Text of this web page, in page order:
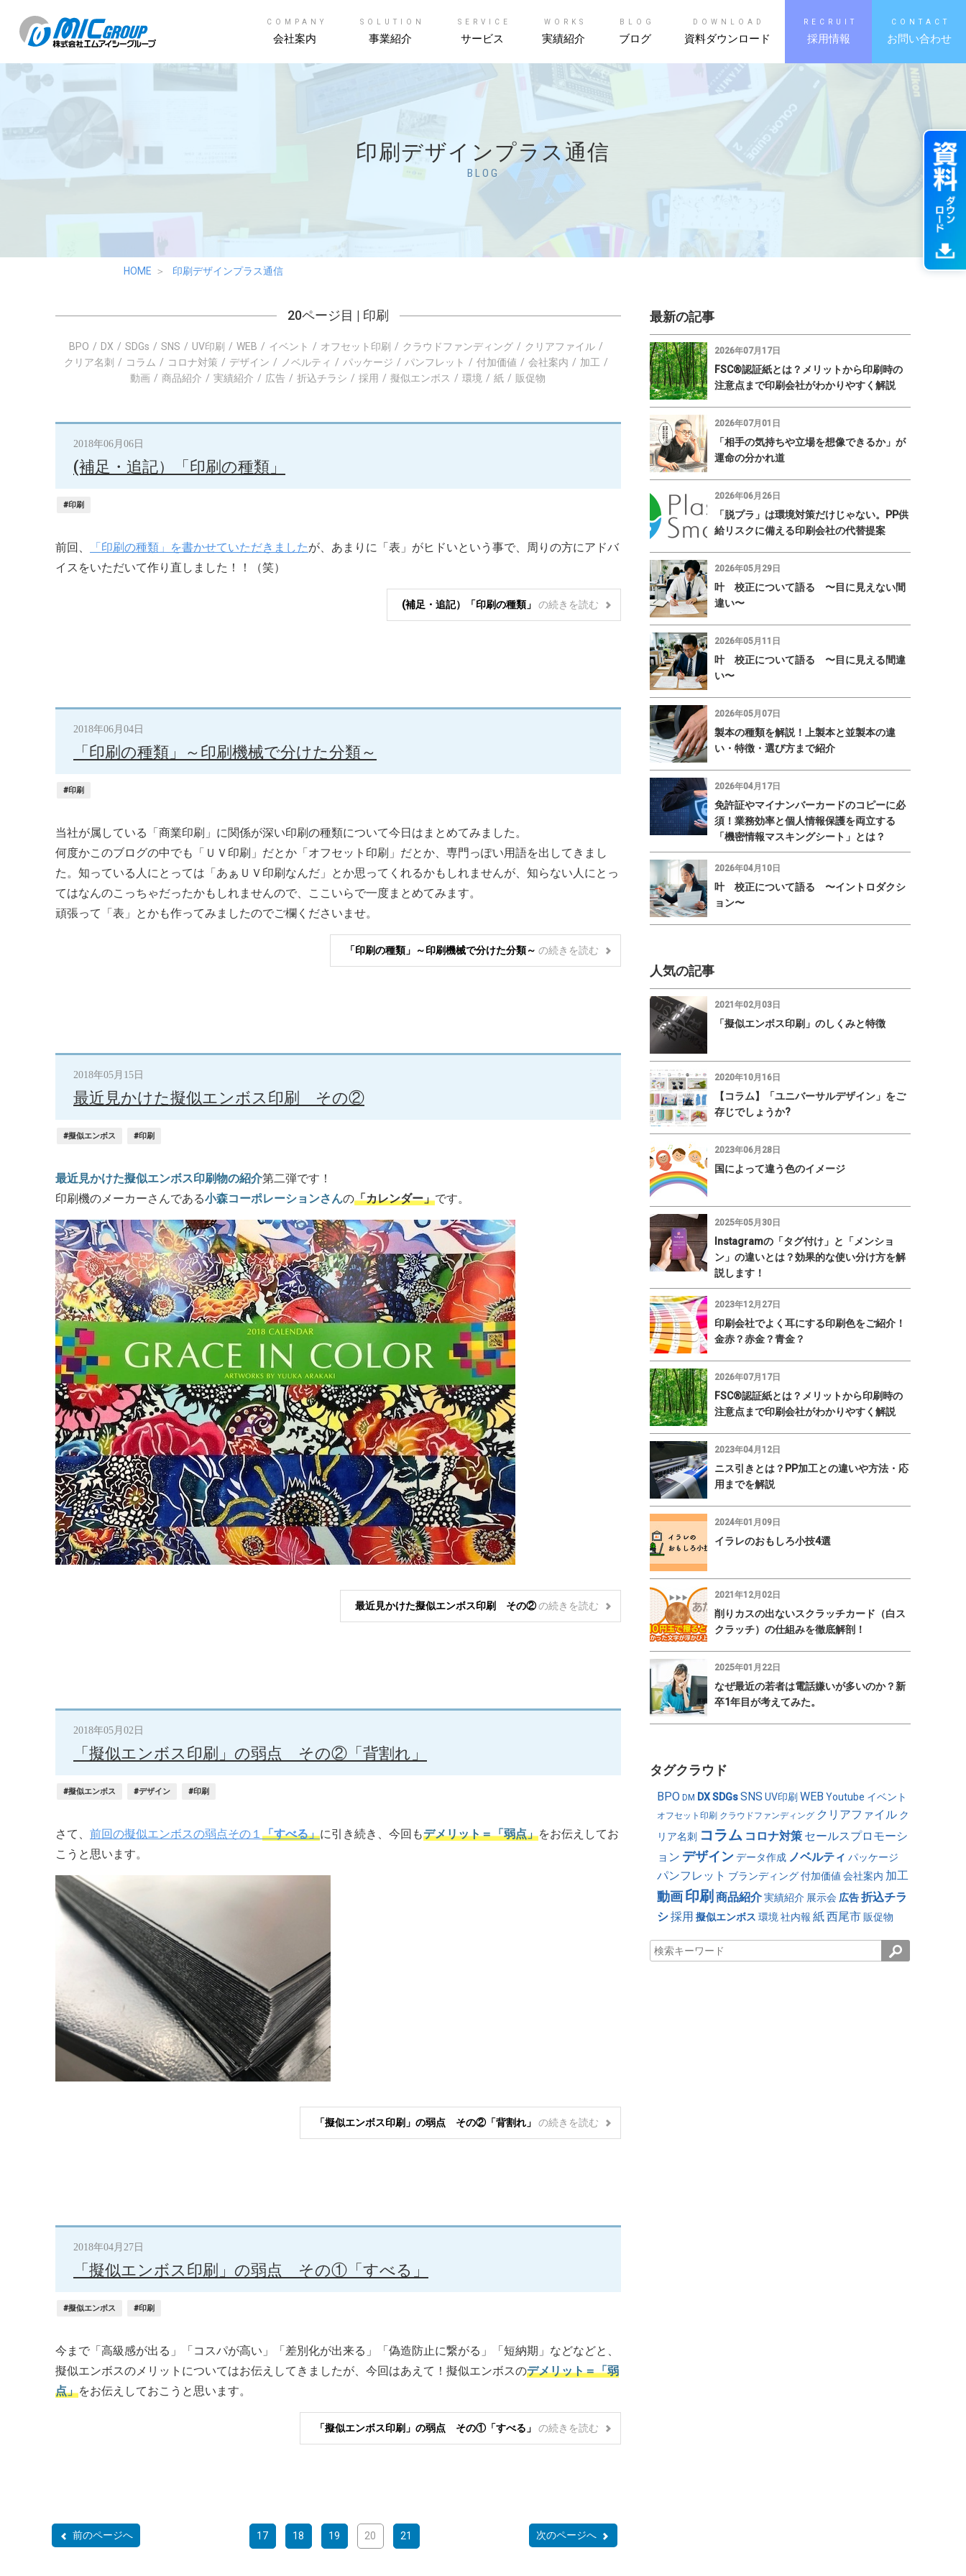
COMPANY
会社案内
SOLUTION
事業紹介
SERVICE
サービス
WORKS
実績紹介
BLOG
ブログ
DOWNLOAD
資料ダウンロード
RECRUIT
採用情報
CONTACT
お問い合わせ
印刷デザインプラス通信
BLOG
HOME 印刷デザインプラス通信
20ページ目 | 印刷
BPO DX SDGs SNS UV印刷 WEB イベント オフセット印刷 クラウドファンディング
クリアファイル
クリア名刺
コラム コロナ対策 デザイン ノベルティ パッケージ パンフレット 付加価値 会社案内
加工
動画
商品紹介 実績紹介 広告 折込チラシ 採用 擬似エンボス 環境 紙 販促物
2018年06月06日
(補足・追記）「印刷の種類」
#印刷
前回、 「印刷の種類」を書かせていただきましたが、あまりに「表」がヒドいという事で、周りの方にアドバ
イスをいただいて作り直しました！！（笑）
(補足・追記）「印刷の種類」 の続きを読む
2018年06月04日
「印刷の種類」～印刷機械で分けた分類～
#印刷
当社が属している「商業印刷」に関係が深い印刷の種類について今日はまとめてみました。
何度かこのブログの中でも「ＵＶ印刷」だとか「オフセット印刷」だとか、専門っぽい用語を出してきまし
た。知っている人にとっては「あぁＵＶ印刷なんだ」とか思ってくれるかもしれませんが、知らない人にとっ
てはなんのこっちゃだったかもしれませんので、ここいらで一度まとめてみます。
頑張って「表」とかも作ってみましたのでご欄くださいませ。
「印刷の種類」～印刷機械で分けた分類～ の続きを読む
2018年05月15日
最近見かけた擬似エンボス印刷 その②
#擬似エンボス #印刷
最近見かけた擬似エンボス印刷物の紹介第二弾です！
印刷機のメーカーさんである小森コーポレーションさんの「カレンダー」です。
最近見かけた擬似エンボス印刷 その②の続きを読む
2018年05月02日
「擬似エンボス印刷」の弱点 その②「背割れ」
#擬似エンボス #デザイン #印刷
さて、 前回の擬似エンボスの弱点その１ 「すべる」に引き続き、今回もデメリット＝「弱点」をお伝えしてお
こうと思います。
「擬似エンボス印刷」の弱点 その②「背割れ」 の続きを読む
2018年04月27日
「擬似エンボス印刷」の弱点 その①「すべる」
#擬似エンボス #印刷
今まで「高級感が出る」「コスパが高い」「差別化が出来る」「偽造防止に繋がる」「短納期」などなどと、
擬似エンボスのメリットについてはお伝えしてきましたが、今回はあえて！擬似エンボスのデメリット＝「弱
点」をお伝えしておこうと思います。
「擬似エンボス印刷」の弱点 その①「すべる」 の続きを読む
前のページへ 次のページへ
17 18 19 20 21
最新の記事
2026年07月17日
FSC®認証紙とは？メリットから印刷時の
注意点まで印刷会社がわかりやすく解説
2026年07月01日
「相手の気持ちや立場を想像できるか」が
運命の分かれ道
2026年06月26日
「脱プラ」は環境対策だけじゃない。PP供
給リスクに備える印刷会社の代替提案
2026年05月29日
叶 校正について語る 〜目に見えない間
違い〜
2026年05月11日
叶 校正について語る 〜目に見える間違
い〜
2026年05月07日
製本の種類を解説！上製本と並製本の違
い・特徴・選び方まで紹介
2026年04月17日
免許証やマイナンバーカードのコピーに必
須！業務効率と個人情報保護を両立する
「機密情報マスキングシート」とは？
2026年04月10日
叶 校正について語る 〜イントロダクシ
ョン〜
人気の記事
2021年02月03日
「擬似エンボス印刷」のしくみと特徴
2020年10月16日
【コラム】「ユニバーサルデザイン」をご
存じでしょうか?
2023年06月28日
国によって違う色のイメージ
2025年05月30日
Instagramの「タグ付け」と「メンショ
ン」の違いとは？効果的な使い分け方を解
説します！
2023年12月27日
印刷会社でよく耳にする印刷色をご紹介！
金赤？赤金？青金？
2026年07月17日
FSC®認証紙とは？メリットから印刷時の
注意点まで印刷会社がわかりやすく解説
2023年04月12日
ニス引きとは？PP加工との違いや方法・応
用までを解説
2024年01月09日
イラレのおもしろ小技4選
2021年12月02日
削りカスの出ないスクラッチカード（白ス
クラッチ）の仕組みを徹底解剖！
2025年01月22日
なぜ最近の若者は電話嫌いが多いのか？新
卒1年目が考えてみた。
タグクラウド
BPO DM DX SDGs SNS UV印刷 WEB Youtube イベント
オフセット印刷 クラウドファンディング クリアファイル ク
リア名刺 コラム コロナ対策 セールスプロモーシ
ョン デザイン データ作成 ノベルティ パッケージ
パンフレット ブランディング 付加価値 会社案内 加工
動画 印刷 商品紹介 実績紹介 展示会 広告 折込チラ
シ採用 擬似エンボス 環境 社内報 紙西尾市 販促物